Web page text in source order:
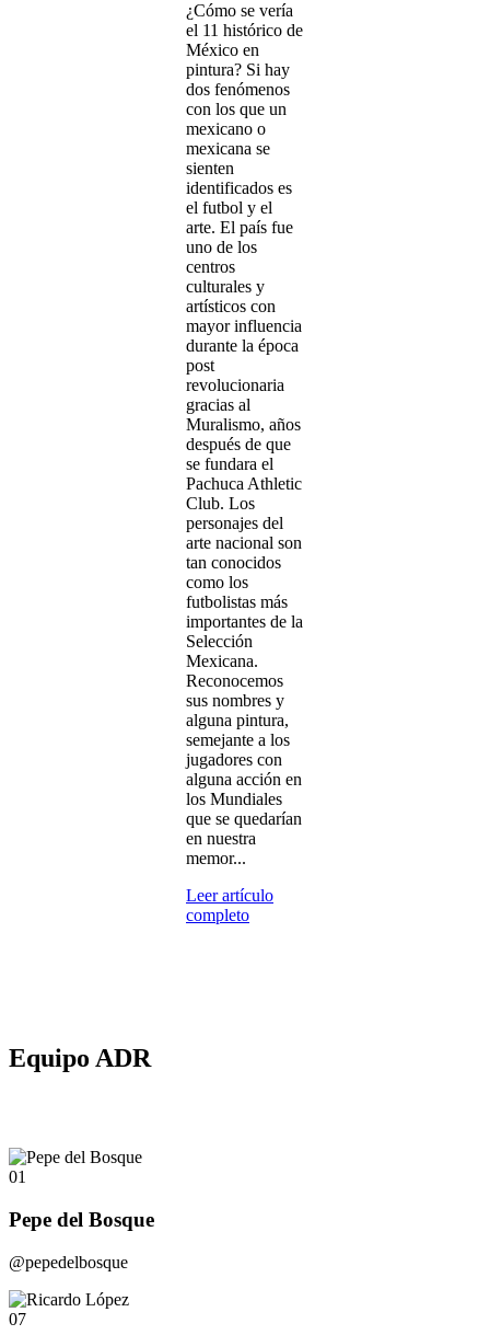
¿Cómo se vería
el 11 histórico de
México en
pintura? Si hay
dos fenómenos
con los que un
mexicano o
mexicana se
sienten
identificados es
el futbol y el
arte. El país fue
uno de los
centros
culturales y
artísticos con
mayor influencia
durante la época
post
revolucionaria
gracias al
Muralismo, años
después de que
se fundara el
Pachuca Athletic
Club. Los
personajes del
arte nacional son
tan conocidos
como los
futbolistas más
importantes de la
Selección
Mexicana.
Reconocemos
sus nombres y
alguna pintura,
semejante a los
jugadores con
alguna acción en
los Mundiales
que se quedarían
en nuestra
memor...
Leer artículo
completo
Equipo ADR
01
Pepe del Bosque
@pepedelbosque
07